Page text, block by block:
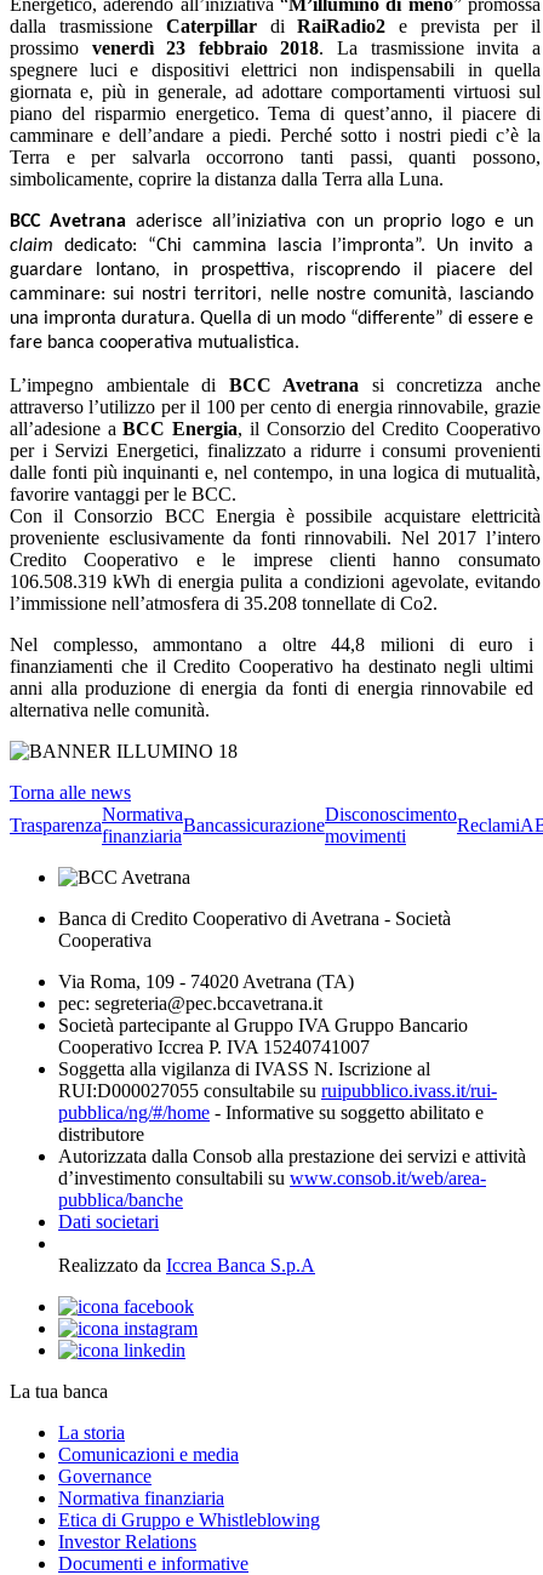
Energetico, aderendo all’iniziativa “ M’illumino di meno” promossa
dalla trasmissione Caterpillar diRaiRadio2 e prevista per il
prossimo venerdì 23 febbraio 2018. La trasmissione invita a
spegnere luci e dispositivi elettrici non indispensabili in quella
giornata e, più in generale, ad adottare comportamenti virtuosi sul
piano del risparmio energetico. Tema di quest’anno, il piacere di
camminare e dell’andare a piedi. Perché sotto i nostri piedi c’è la
Terra e per salvarla occorrono tanti passi, quanti possono,
simbolicamente, coprire la distanza dalla Terra alla Luna.
BCC Avetrana aderisce all’iniziativa con un proprio logo e un
claim dedicato:
“Chi cammina lascia l’impronta”. Un invito a
guardare lontano, in prospettiva, riscoprendo il piacere del
camminare: sui nostri territori, nelle nostre comunità, lasciando
una impronta duratura. Quella di un modo “differente” di essere e
fare banca cooperativa mutualistica.
L’impegno ambientale di BCC Avetrana si concretizza anche
attraverso l’utilizzo per il 100 per cento di energia rinnovabile, grazie
all’adesione aBCC Energia, il Consorzio del Credito Cooperativo
per i Servizi Energetici, finalizzato a ridurre i consumi provenienti
dalle fonti più inquinanti e, nel contempo, in una logica di mutualità,
favorire vantaggi per le BCC.
Con il Consorzio BCC Energia è possibile acquistare elettricità
proveniente esclusivamente da fonti rinnovabili. Nel 2017 l’intero
Credito Cooperativo e le imprese clienti hanno consumato
106.508.319 kWh di energia pulita a condizioni agevolate, evitando
l’immissione nell’atmosfera di 35.208 tonnellate di Co2.
Nel complesso, ammontano a oltre 44,8 milioni di euro i
finanziamenti che il Credito Cooperativo ha destinato negli ultimi
anni alla produzione di energia da fonti di energia rinnovabile ed
alternativa nelle comunità.
Torna alle news
Trasparenza
Normativa
finanziaria
Bancassicurazione
Disconoscimento
movimenti
Reclami
Banca di Credito Cooperativo di Avetrana - Società
Cooperativa
Via Roma, 109 - 74020 Avetrana (TA)
pec: segreteria@pec.bccavetrana.it
Società partecipante al Gruppo IVA Gruppo Bancario
Cooperativo Iccrea P. IVA 15240741007
Soggetta alla vigilanza di IVASS N. Iscrizione al
RUI:D000027055 consultabile su ruipubblico.ivass.it/rui-
pubblica/ng/#/home - Informative su soggetto abilitato e
distributore
Autorizzata dalla Consob alla prestazione dei servizi e attività
d’investimento consultabili su www.consob.it/web/area-
pubblica/banche
Dati societari
Realizzato da Iccrea Banca S.p.A
La tua banca
La storia
Comunicazioni e media
Governance
Normativa finanziaria
Etica di Gruppo e Whistleblowing
Investor Relations
Documenti e informative